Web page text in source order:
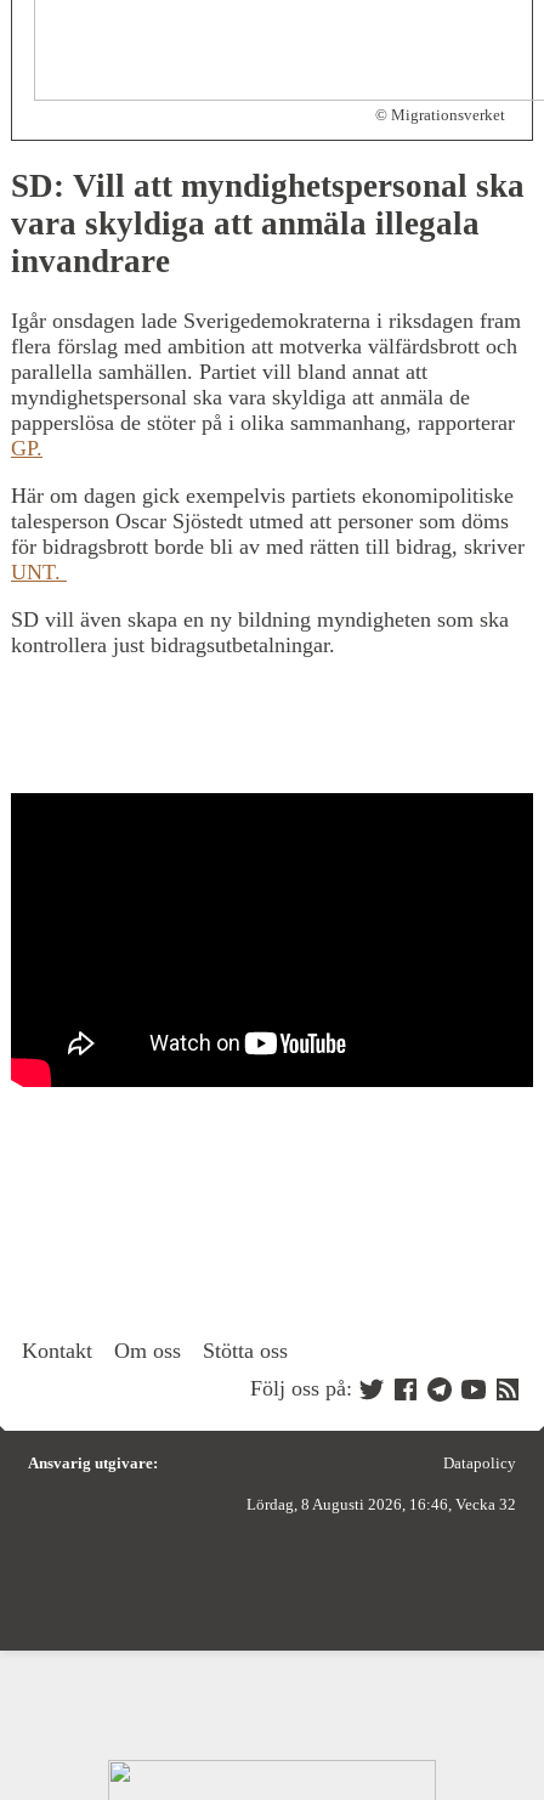
© Migrationsverket
SD: Vill att myndighetspersonal ska
vara skyldiga att anmäla illegala
invandrare
Igår onsdagen lade Sverigedemokraterna i riksdagen fram
flera förslag med ambition att motverka välfärdsbrott och
parallella samhällen. Partiet vill bland annat att
myndighetspersonal ska vara skyldiga att anmäla de
papperslösa de stöter på i olika sammanhang, rapporterar
GP.
Här om dagen gick exempelvis partiets ekonomipolitiske
talesperson Oscar Sjöstedt utmed att personer som döms
för bidragsbrott borde bli av med rätten till bidrag, skriver
UNT.
SD vill även skapa en ny bildning myndigheten som ska
kontrollera just bidragsutbetalningar.
Kontakt Om oss
Stötta oss
Följ oss på:
Ansvarig utgivare: Datapolicy
Lördag, 8 Augusti 2026, 16:46, Vecka 32